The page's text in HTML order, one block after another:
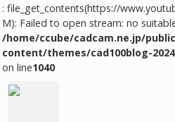
: file_get_contents(https://
M): Failed to open stream: no
/home/ccube/cadcam.ne.jp/
content/themes/cad100blog-
on line1040